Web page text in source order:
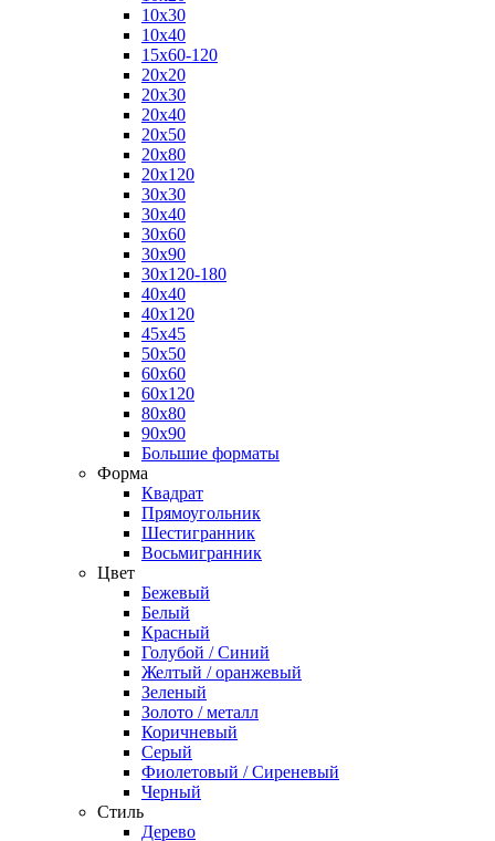
10x30
10x40
15x60-120
20x20
20x30
20x40
20x50
20x80
20x120
30x30
30x40
30x60
30x90
30x120-180
40x40
40x120
45x45
50x50
60x60
60x120
80x80
90x90
Большие форматы
Форма
Квадрат
Прямоугольник
Шестигранник
Восьмигранник
Цвет
Бежевый
Белый
Красный
Голубой / Синий
Желтый / оранжевый
Зеленый
Золото / металл
Коричневый
Серый
Фиолетовый / Сиреневый
Черный
Стиль
Дерево